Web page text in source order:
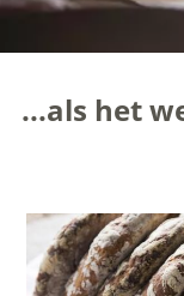
...als het